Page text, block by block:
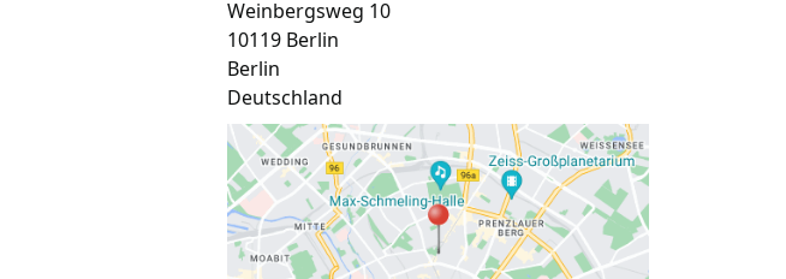
Weinbergsweg 10
10119 Berlin
Berlin
Deutschland